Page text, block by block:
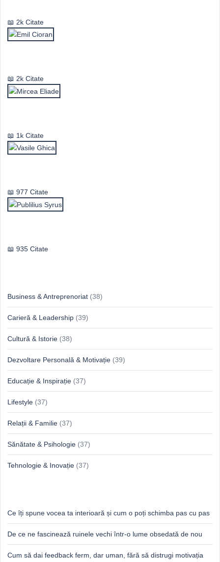
2k Citate
2k Citate
1k Citate
977 Citate
935 Citate
Business & Antreprenoriat (38)
Carieră & Leadership (39)
Cultură & Istorie (38)
Dezvoltare Personală & Motivație (39)
Educație & Inspirație (37)
Lifestyle (37)
Relații & Familie (37)
Sănătate & Psihologie (37)
Tehnologie & Inovație (37)
Ce îți spune vocea ta interioară și cum o poți schimba pas cu pas
De ce ne fascinează ruinele vechi într-o lume obsedată de nou
Cum să dai feedback ferm, dar uman, fără să distrugi motivația